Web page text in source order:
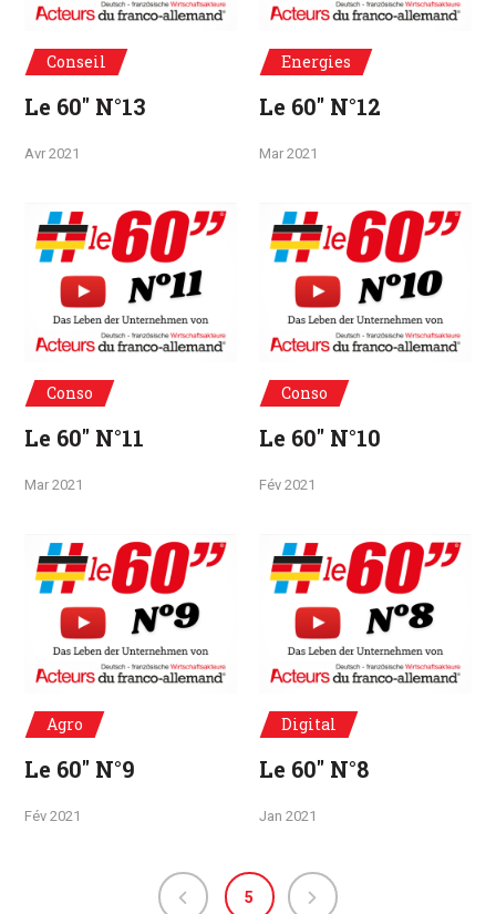
Conseil
Le 60" N°13
Avr 2021
Energies
Le 60" N°12
Mar 2021
Conso
Le 60" N°11
Mar 2021
Conso
Le 60" N°10
Fév 2021
Agro
Le 60" N°9
Fév 2021
Digital
Le 60" N°8
Jan 2021
5